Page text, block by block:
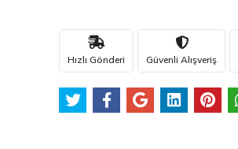
Hızlı Gönderi Güvenli Alışveriş